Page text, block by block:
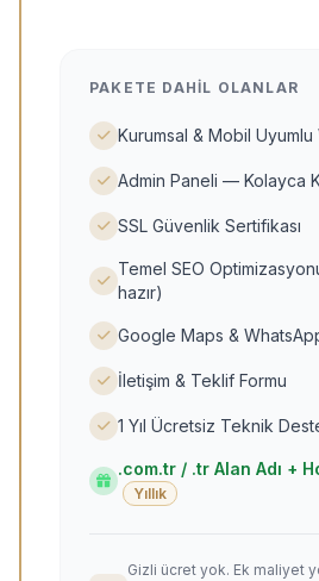
PAKETE DAHIL OLANLAR
Kurumsal & Mobil Uyumlu
Admin Paneli — Kolayca
SSL Güvenlik Sertifikası
Temel SEO
hazır)
Google Maps &
İletişim & Teklif Formu
1 Yıl Ücretsiz Teknik
.com.tr / .tr Alan Adı +
Yıllık
Gizli ücret yok. Ek maliyet